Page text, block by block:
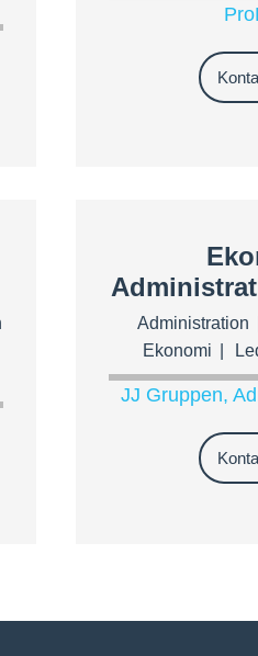
Administration
Ekonomi
JJ Gruppen,